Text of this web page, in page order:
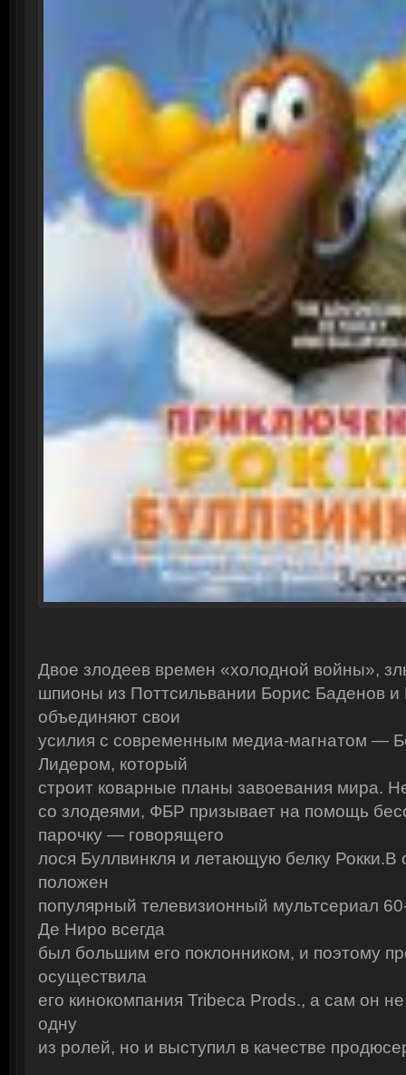
Двое злодеев времен «холодной войны»,
шпионы из Поттсильвании Борис Баденов
объединяют свои
усилия с современным медиа-магнатом —
Лидером, который
строит коварные планы завоевания мира.
со злодеями, ФБР призывает на помощь
парочку — говорящего
лося Буллвинкля и летающую белку Рокки.В
положен
популярный телевизионный мультсериал
Де Ниро всегда
был большим его поклонником, и поэтому
осуществила
его кинокомпания Tribeca Prods., а сам он
одну
из ролей, но и выступил в качестве
Сыла. Возвращение
Смотреть онлайн:
Тайны института